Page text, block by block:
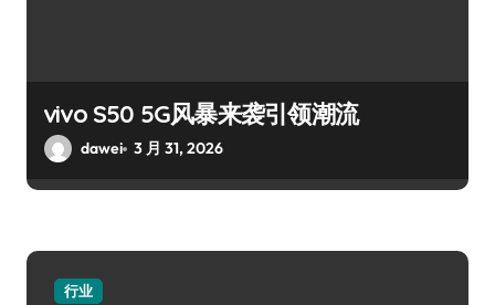
vivo S50 5G风暴来袭引领潮流
dawei 3 月 31, 2026
行业